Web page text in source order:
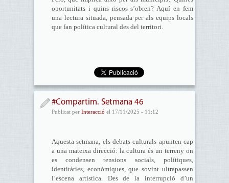
oportunitats i quins riscos s’obren? Aquí en fem
una lectura situada, pensada per als equips locals
que fan política cultural des del territori.
#Compartim. Setmana 46
Publicat per Interacció el 17/11/2025 - 11:12
Aquesta setmana, els debats culturals apunten cap
a una mateixa direcció: la cultura és un terreny on
es condensen tensions socials, polítiques,
identitàries, econòmiques, que sovint ultrapassen
l’escena artística. Des de la interrupció d’un